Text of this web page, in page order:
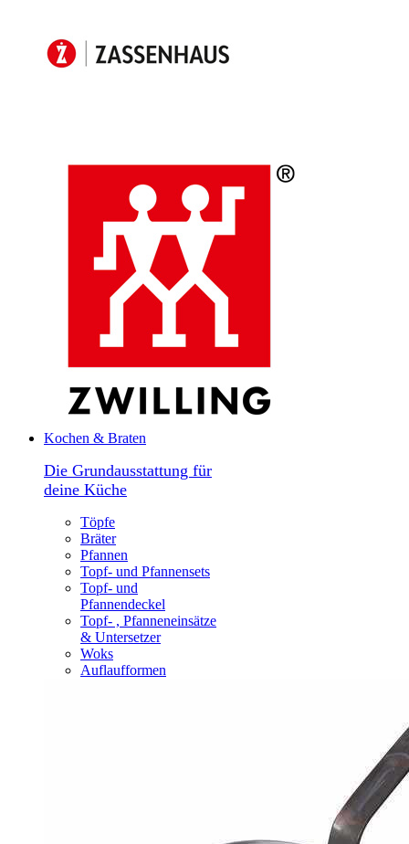
Kochen & Braten
Die Grundausstattung für
deine Küche
Töpfe
Bräter
Pfannen
Topf- und Pfannensets
Topf- und
Pfannendeckel
Topf- , Pfanneneinsätze
& Untersetzer
Woks
Auflaufformen